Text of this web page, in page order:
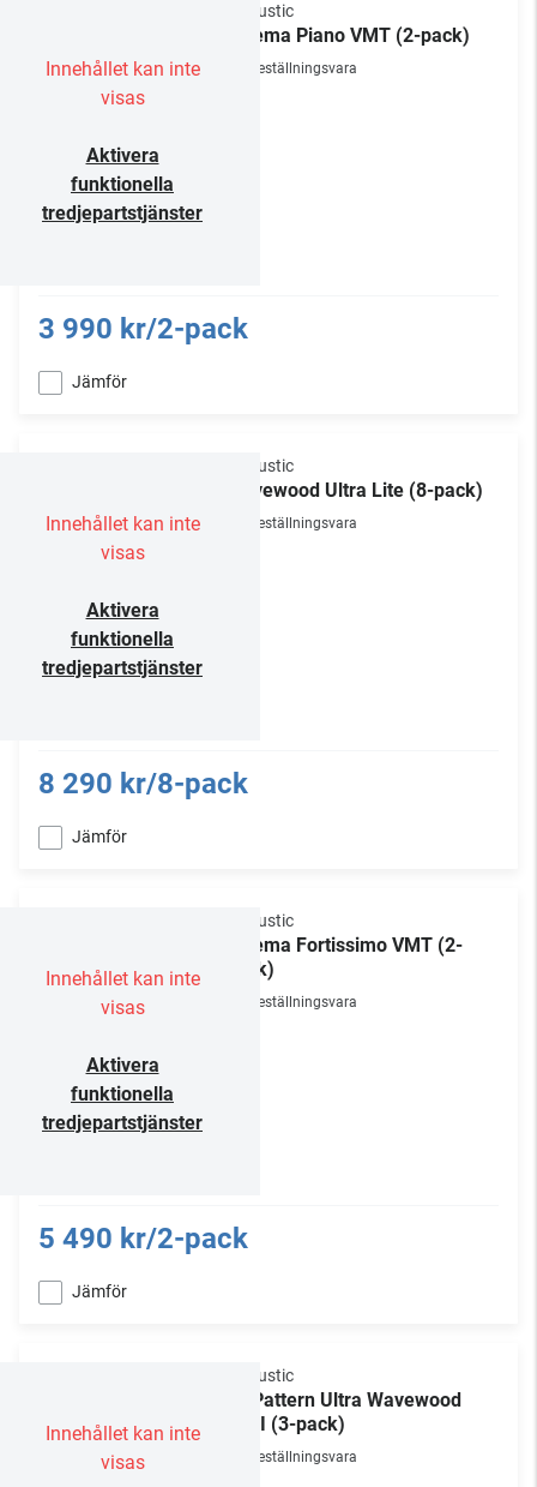
Innehållet kan inte
visas
Aktivera
funktionella
tredjepartstjänster
Vicoustic
Cinema Piano VMT (2-pack)
Beställningsvara
3 990 kr/2-pack
Jämför
Innehållet kan inte
visas
Aktivera
funktionella
tredjepartstjänster
Vicoustic
Wavewood Ultra Lite (8-pack)
Beställningsvara
8 290 kr/8-pack
Jämför
Innehållet kan inte
visas
Aktivera
funktionella
tredjepartstjänster
Vicoustic
Cinema Fortissimo VMT (2-
pack)
Beställningsvara
5 490 kr/2-pack
Jämför
Innehållet kan inte
visas
Vicoustic
VicPattern Ultra Wavewood
MKII (3-pack)
Beställningsvara